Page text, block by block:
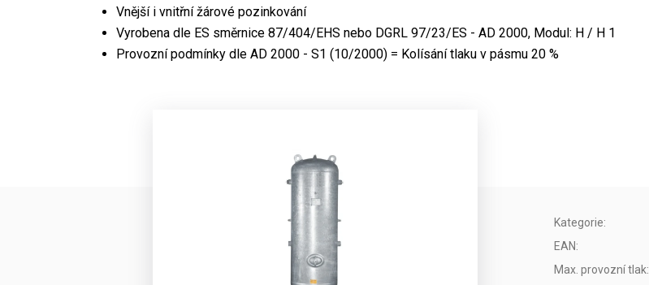
Vnější i vnitřní žárové pozinkování
Vyrobena dle ES směrnice 87/404/EHS nebo DGRL 97/23/ES - AD 2000, Modul: H / H 1
Provozní podmínky dle AD 2000 - S1 (10/2000) = Kolísání tlaku v pásmu 20 %
Kategorie:
EAN:
Max. provozní tlak: